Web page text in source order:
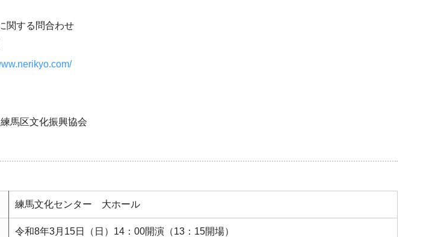
関する問合わせ
馬区文化振興協会
練馬文化センター 大ホール
令和8年3月15日（日）14：00開演（13：15開場）